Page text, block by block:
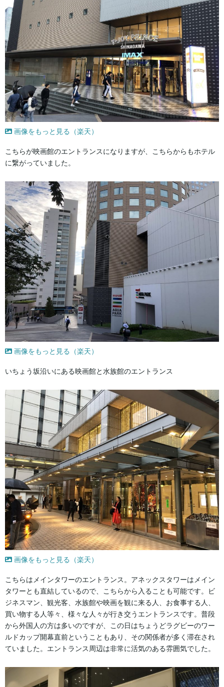
画像をもっと見る（楽天）
こちらが映画館のエントランスになりますが、こちらからもホテル
に繋がっていました。
画像をもっと見る（楽天）
いちょう坂沿いにある映画館と水族館のエントランス
画像をもっと見る（楽天）
こちらはメインタワーのエントランス。アネックスタワーはメイン
タワーとも直結しているので、こちらから入ることも可能です。ビ
ジネスマン、観光客、水族館や映画を観に来る人、お食事する人、
買い物する人等々、様々な人々が行き交うエントランスです。普段
から外国人の方は多いのですが、この日はちょうどラグビーのワー
ルドカップ開幕直前ということもあり、その関係者が多く滞在され
ていました。エントランス周辺は非常に活気のある雰囲気でした。